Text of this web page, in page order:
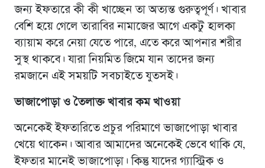
জন্য ইফতারে কী কী খাচ্ছেন তা অত্যন্ত গুরুত্বপূর্ণ। খাবার
বেশি হয়ে গেলে তারাবির নামাজের আগে একটু হালকা
ব্যায়াম করে নেয়া যেতে পারে, এতে করে আপনার শরীর
সুস্থ থাকবে। যারা নিয়মিত জিমে যান তাদের জন্য
রমজানে এই সময়টি সবচাইতে যুতসই।
ভাজাপোড়া ও তৈলাক্ত খাবার কম খাওয়া
অনেকেই ইফতারিতে প্রচুর পরিমাণে ভাজাপোড়া খাবার
খেয়ে থাকেন। আবার আমাদের অনেকেই ভেবে থাকি যে,
ইফতার মানেই ভাজাপোড়া। কিন্তু যাদের গ্যাস্ট্রিক ও